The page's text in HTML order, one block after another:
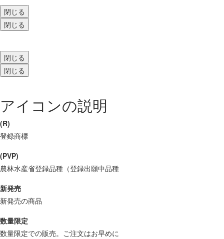
閉じる
閉じる
閉じる
閉じる
アイコンの説明
(R)
登録商標
(PVP)
農林水産省登録品種（登録出願中品種
新発売
新発売の商品
数量限定
数量限定での販売。ご注文はお早めに